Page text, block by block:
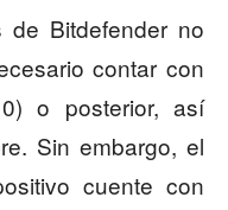
de Bitdefender no
contar con
o posterior, así
Sin embargo, el
cuente con